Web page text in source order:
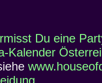
Du eine
Kalender